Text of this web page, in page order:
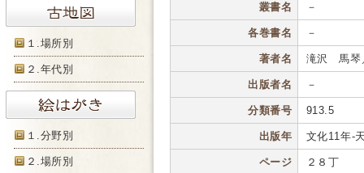
１.場所別
２.年代別
１.分野別
２.場所別
叢書名 －
各巻書名 －
著者名 滝沢 馬琴
出版者名 －
分類番号 913.5
出版年 文化11年-
ページ ２８丁